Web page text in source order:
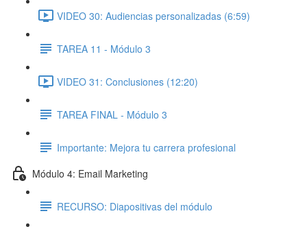
VIDEO 30: Audiencias personalizadas (6:59)
TAREA 11 - Módulo 3
VIDEO 31: Conclusiones (12:20)
TAREA FINAL - Módulo 3
Importante: Mejora tu carrera profesional
Módulo 4: Email Marketing
RECURSO: Diapositivas del módulo